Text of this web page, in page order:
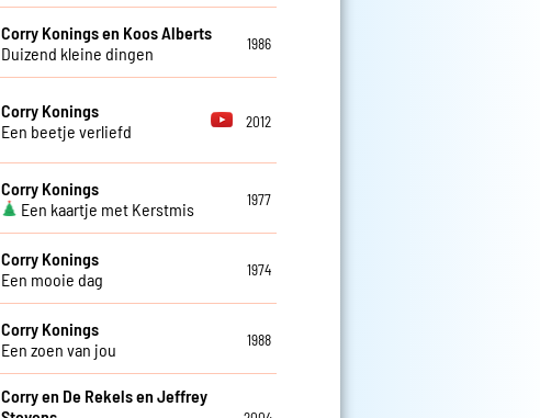
Corry Konings en Koos Alberts
Duizend kleine dingen
1986
Corry Konings
Een beetje verliefd
2012
Corry Konings
Een kaartje met Kerstmis
1977
Corry Konings
Een mooie dag
1974
Corry Konings
Een zoen van jou
1988
Corry en De Rekels en Jeffrey